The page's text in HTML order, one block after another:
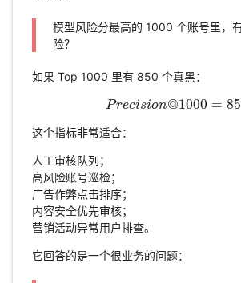
模型风险分最高的 1000 个账号里，
险？
如果 Top 1000 里有 850 个真黑：
Precision@1000 = 85
Precision@1000 =85%
这个指标非常适合：
人工审核队列；
高风险账号巡检；
广告作弊点击排序；
内容安全优先审核；
营销活动异常用户排查。
它回答的是一个很业务的问题：